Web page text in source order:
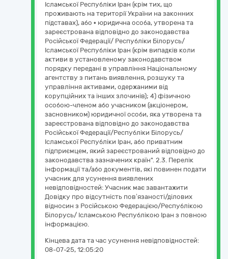
Ісламської Республіки Іран (крім тих, що
проживають на території України на законних
підставах), або • юридична особа, утворена та
зареєстрована відповідно до законодавства
Російської Федерації/ Республіки Білорусь/
Ісламської Республіки Іран (крім випадків коли
активи в установленому законодавством
порядку передані в управління Національному
агентству з питань виявлення, розшуку та
управління активами, одержаними від
корупційних та інших злочинів); 4) фізичною
особою-членом або учасником (акціонером,
засновником) юридичної особи, яка утворена та
зареєстрована відповідно до законодавства
Російської Федерації/Республіки Білорусь/
Ісламської Республіки Іран, або приватним
підприємцем, який зареєстрований відповідно до
законодавства зазначених країн". 2.3. Перелік
інформації та/або документів, які повинен подати
учасник для усунення виявлених
невідповідностей: Учасник має завантажити
Довідку про відсутність пов’язаності/ділових
відносин з Російською Федерацією/Республікою
Білорусь/ Ісламською Республікою Іран з повною
інформацією.
Кінцева дата та час усунення невідповідностей:
08-07-25, 12:05:20